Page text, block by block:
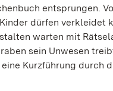
entsprungen.
dürfen verkleidet
warten mit
sein Unwesen
Kurzführung durch